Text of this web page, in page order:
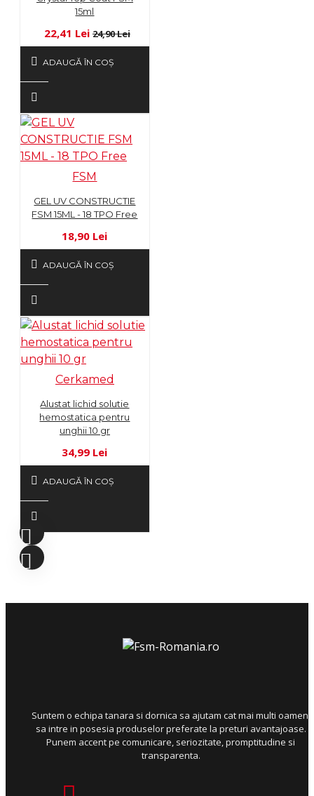
15ml
22,41 Lei 24,90 Lei
ADAUGĂ ÎN COŞ
FSM
GEL UV CONSTRUCTIE
FSM 15ML - 18 TPO Free
18,90 Lei
ADAUGĂ ÎN COŞ
Cerkamed
Alustat lichid solutie
hemostatica pentru
unghii 10 gr
34,99 Lei
ADAUGĂ ÎN COŞ
Suntem o echipa tanara si dornica sa ajutam cat mai multi oameni
sa intre in posesia produselor preferate la preturi avantajoase.
Punem accent pe comunicare, seriozitate, promptitudine si
transparenta.